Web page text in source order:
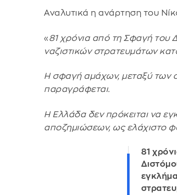
Αναλυτικά η ανάρτηση του
«81 χρόνια από τη Σφαγή του
ναζιστικών στρατευμάτων
Η σφαγή αμάχων, μεταξύ των
παραγράφεται.
Η Ελλάδα δεν πρόκειται να
αποζημιώσεων, ως ελάχιστο
81